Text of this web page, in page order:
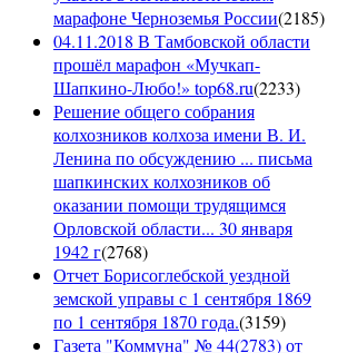
марафоне Черноземья России(2185)
04.11.2018 В Тамбовской области
прошёл марафон «Мучкап-
Шапкино-Любо!» top68.ru(2233)
Решение общего собрания
колхозников колхоза имени В. И.
Ленина по обсуждению ... письма
шапкинских колхозников об
оказании помощи трудящимся
Орловской области... 30 января
1942 г(2768)
Отчет Борисоглебской уездной
земской управы с 1 сентября 1869
по 1 сентября 1870 года.(3159)
Газета "Коммуна" № 44(2783) от